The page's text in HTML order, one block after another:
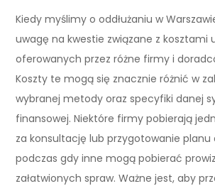
Kiedy myślimy o oddłużaniu w
uwagę na kwestie związane z kosztami
oferowanych przez różne firmy i
Koszty te mogą się znacznie różnić w
wybranej metody oraz specyfiki danej
finansowej. Niektóre firmy pobierają
za konsultację lub przygotowanie planu
podczas gdy inne mogą pobierać
załatwionych spraw. Ważne jest, aby